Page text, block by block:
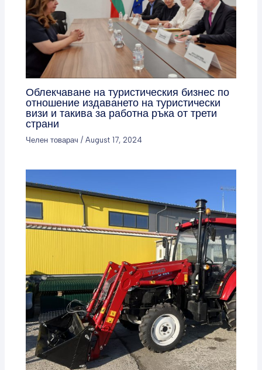
Облекчаване на туристическия бизнес по
отношение издаването на туристически
визи и такива за работна ръка от трети
страни
Челен товарач /August 17, 2024